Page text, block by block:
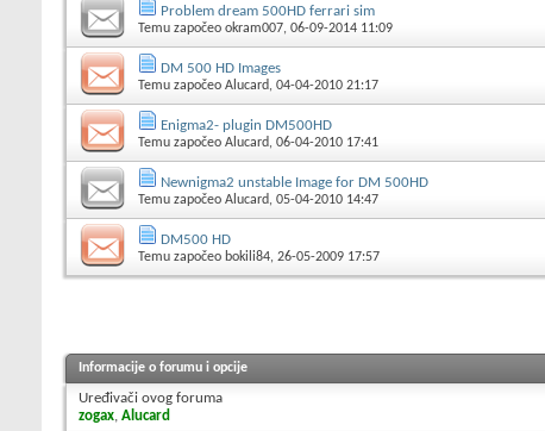
Problem dream 500HD ferrari sim
Temu započeo okram007, 06-09-2014 11:09
DM 500 HD Images
Temu započeo Alucard, 04-04-2010 21:17
Enigma2- plugin DM500HD
Temu započeo Alucard, 06-04-2010 17:41
Newnigma2 unstable Image for DM 500HD
Temu započeo Alucard, 05-04-2010 14:47
DM500 HD
Temu započeo bokili84, 26-05-2009 17:57
Informacije o forumu i opcije
Uređivači ovog foruma
zogax, Alucard